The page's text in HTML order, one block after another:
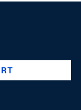
swiss-national-
@swissnationalbank